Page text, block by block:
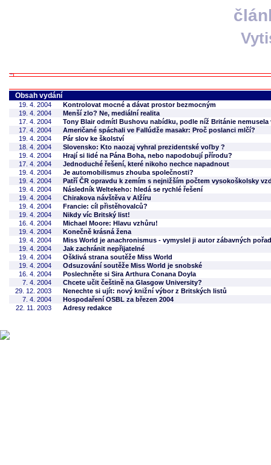
Obsah vydání
19. 4. 2004
Kontrolovat mocné a dávat prostor bezmocným
19. 4. 2004
Menší zlo? Ne, mediální realita
17. 4. 2004
Tony Blair odmítl Bushovu nabídku, podle níž Británie nemusela
17. 4. 2004
Američané spáchali ve Fallúdže masakr: Proč poslanci mlčí?
19. 4. 2004
Pár slov ke školství
18. 4. 2004
Slovensko: Kto naozaj vyhral prezidentské voľby ?
19. 4. 2004
Hrají si lidé na Pána Boha, nebo napodobují přírodu?
17. 4. 2004
Jednoduché řešení, které nikoho nechce napadnout
19. 4. 2004
Je automobilismus zhouba společnosti?
19. 4. 2004
Patří ČR opravdu k zemím s nejnižším počtem vysokoškolsky
19. 4. 2004
Následník Weltekeho: hledá se rychlé řešení
19. 4. 2004
Chirakova návštěva v Alžíru
19. 4. 2004
Francie: cíl přistěhovalců?
19. 4. 2004
Nikdy víc Britský list!
16. 4. 2004
Michael Moore: Hlavu vzhůru!
19. 4. 2004
Konečně krásná žena
19. 4. 2004
Miss World je anachronismus - vymyslel ji autor zábavných
19. 4. 2004
Jak zachránit nepřijatelné
19. 4. 2004
Ošklivá strana soutěže Miss World
19. 4. 2004
Odsuzování soutěže Miss World je snobské
16. 4. 2004
Poslechněte si Sira Arthura Conana Doyla
7. 4. 2004
Chcete učit češtině na Glasgow University?
29. 12. 2003
Nenechte si ujít: nový knižní výbor z Britských listů
7. 4. 2004
Hospodaření OSBL za březen 2004
22. 11. 2003
Adresy redakce